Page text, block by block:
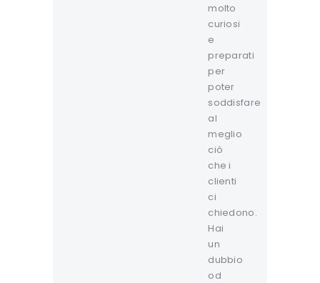
molto
curiosi
e
preparati
per
poter
soddisfare
al
meglio
ciò
che i
clienti
ci
chiedono.
Hai
un
dubbio
od